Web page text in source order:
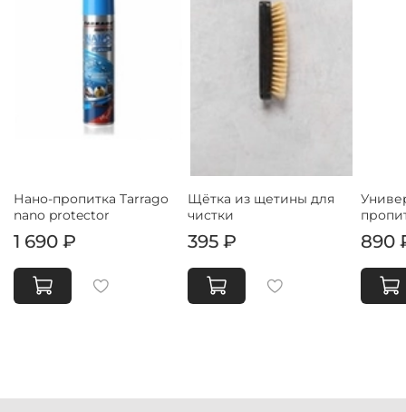
Нано-пропитка Tarrago
nano protector
1 690 ₽
Щётка из щетины для
чистки
395 ₽ 890